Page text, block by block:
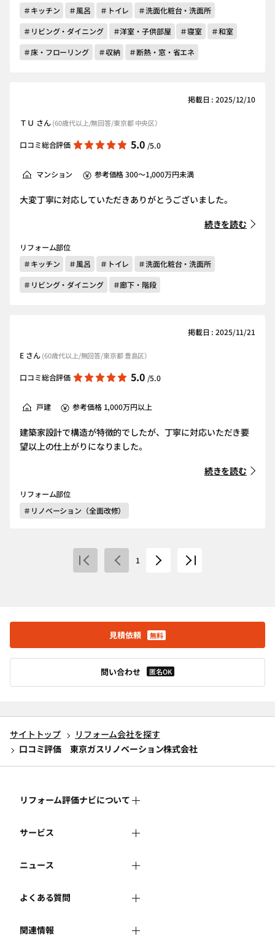
＃キッチン
＃風呂 ＃トイレ
＃洗面化粧台・洗面所
＃リビング・ダイニング
＃洋室・子供部屋 ＃寝室
＃和室
＃床・フローリング
＃収納 ＃断熱・窓・省エネ
掲載日 : 2025/12/10
ＴＵ さん(60歳代以上/無回答/東京都 中央区）
口コミ総合評価 5.0 /5.0
マンション 参考価格 300～1,000万円未満
大変丁寧に対応していただきありがとうございました。
続きを読む
リフォーム部位
＃キッチン
＃風呂 ＃トイレ
＃洗面化粧台・洗面所
＃リビング・ダイニング
＃廊下・階段
掲載日 : 2025/11/21
E さん(60歳代以上/無回答/東京都 豊島区）
口コミ総合評価 5.0 /5.0
戸建 参考価格 1,000万円以上
建築家設計で構造が特徴的でしたが、丁寧に対応いただき要
望以上の仕上がりになりました。
続きを読む
リフォーム部位
＃リノベーション（全面改修）
1
見積依頼 無料
問い合わせ 匿名OK
サイトトップ
リフォーム会社を探す
口コミ評価 東京ガスリノベーション株式会社
リフォーム評価ナビについて
リフォーム評価ナビとは
運営体制
はじめての方へ
サービス
リフォーム会社を探す
リフォーム事例を見る
リフォームを相談する
ニュース
新着情報
講習会・セミナー
よくある質問
よくある質問
関連情報